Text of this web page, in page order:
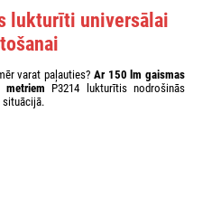
lukturīti universālai
varat paļauties? Ar 150 lm gaismas
P3214 lukturītis nodrošinās